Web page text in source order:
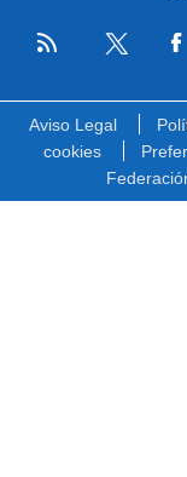
RSS
Aviso Legal
cookies